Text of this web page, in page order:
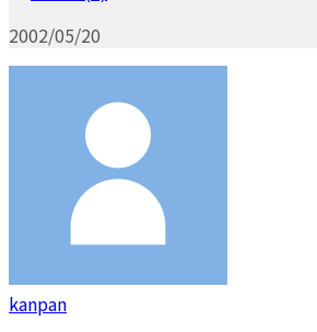
2002/05/20
kanpan